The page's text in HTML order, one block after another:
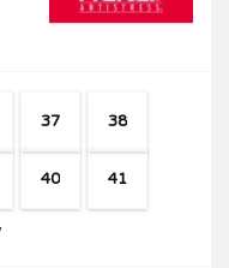
37 38
40 41